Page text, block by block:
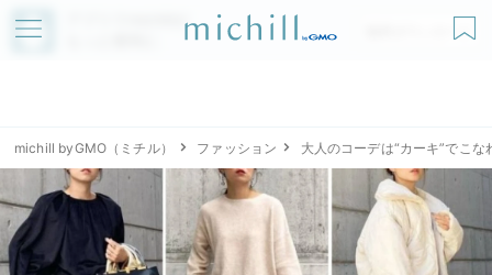
アプリでmichillが
無料ダウンロード
michill byGMO（ミチル） ファッション 大人のコーデは“カーキ”でこ